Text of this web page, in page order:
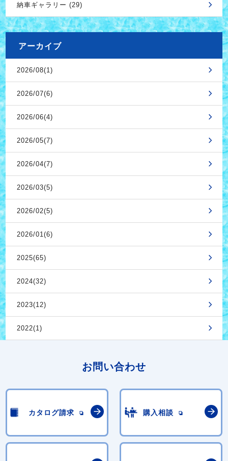
納車ギャラリー (29)
アーカイブ
2026/08(1)
2026/07(6)
2026/06(4)
2026/05(7)
2026/04(7)
2026/03(5)
2026/02(5)
2026/01(6)
2025(65)
2024(32)
2023(12)
2022(1)
お問い合わせ
カタログ請求 購入相談